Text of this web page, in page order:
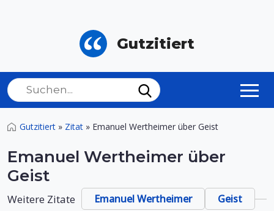
Gutzitiert
Gutzitiert » Zitat » Emanuel Wertheimer über Geist
Emanuel Wertheimer über
Geist
Weitere Zitate Emanuel Wertheimer Geist